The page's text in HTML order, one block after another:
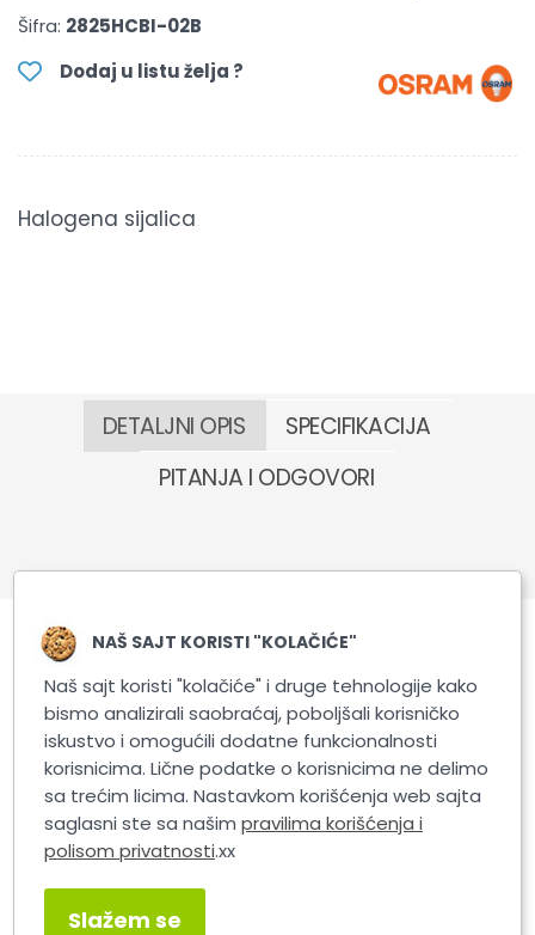
Šifra: 2825HCBI-02B
Dodaj u listu želja ?
Halogena sijalica
DETALJNI OPIS
SPECIFIKACIJA
PITANJA I ODGOVORI
Slični proizvodi
NAŠ SAJT KORISTI "KOLAČIĆE"
Naš sajt koristi "kolačiće" i druge tehnologije kako
bismo analizirali saobraćaj, poboljšali korisničko
iskustvo i omogućili dodatne funkcionalnosti
korisnicima. Lične podatke o korisnicima ne delimo
sa trećim licima. Nastavkom korišćenja web sajta
saglasni ste sa našimpravilima korišćenja i
polisom privatnosti.xx
Slažem se